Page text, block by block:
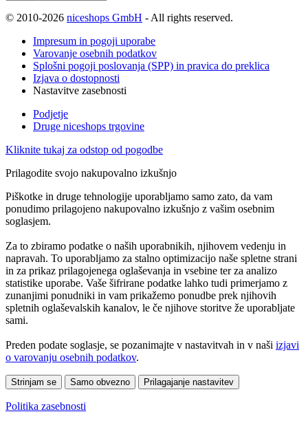
© 2010-2026 niceshops GmbH - All rights reserved.
Impresum in pogoji uporabe
Varovanje osebnih podatkov
Splošni pogoji poslovanja (SPP) in pravica do preklica
Izjava o dostopnosti
Nastavitve zasebnosti
Podjetje
Druge niceshops trgovine
Kliknite tukaj za odstop od pogodbe
Prilagodite svojo nakupovalno izkušnjo
Piškotke in druge tehnologije uporabljamo samo zato, da vam
ponudimo prilagojeno nakupovalno izkušnjo z vašim osebnim
soglasjem.
Za to zbiramo podatke o naših uporabnikih, njihovem vedenju in
napravah. To uporabljamo za stalno optimizacijo naše spletne strani
in za prikaz prilagojenega oglaševanja in vsebine ter za analizo
statistike uporabe. Vaše šifrirane podatke lahko tudi primerjamo z
zunanjimi ponudniki in vam prikažemo ponudbe prek njihovih
spletnih oglaševalskih kanalov, le če njihove storitve že uporabljate
sami.
Preden podate soglasje, se pozanimajte v nastavitvah in v naši izjavi
o varovanju osebnih podatkov.
Strinjam se Samo obvezno Prilagajanje nastavitev
Politika zasebnosti